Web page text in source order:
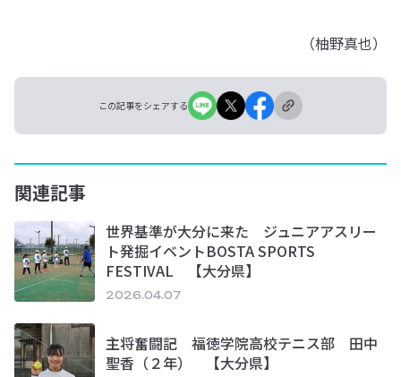
（柚野真也）
この記事をシェアする
関連記事
世界基準が大分に来た ジュニアアスリー
ト発掘イベントBOSTA SPORTS
FESTIVAL 【大分県】
2026.04.07
主将奮闘記 福徳学院高校テニス部 田中
聖香（２年） 【大分県】